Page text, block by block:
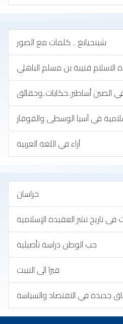
شينجيانغ .. كلمات مع الصور
الاسلام قتيبة بن مسلم الباهلي
الصين أساطير..حكايات..وحقائق
في آسيا الوسطى والقوقاز
آراء في اللغة العربية
خراسان
فى تاريخ نشر العقيدة الإسلامية
حب الوطن دراسة تأصيلية
فيزا الى التيبت
جديدة في الاقتصاد والسياسة